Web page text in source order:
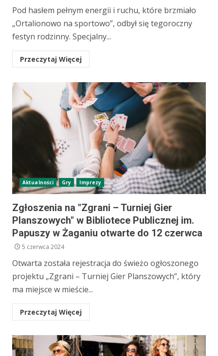
Pod hasłem pełnym energii i ruchu, które brzmiało
„Ortalionowo na sportowo”, odbył się tegoroczny
festyn rodzinny. Specjalny...
Przeczytaj Więcej
Aktualności Gry Imprezy
Zgłoszenia na "Zgrani – Turniej Gier
Planszowych" w Bibliotece Publicznej im.
Papuszy w Żaganiu otwarte do 12 czerwca
5 czerwca 2024
Otwarta została rejestracja do świeżo ogłoszonego
projektu „Zgrani – Turniej Gier Planszowych”, który
ma miejsce w mieście...
Przeczytaj Więcej